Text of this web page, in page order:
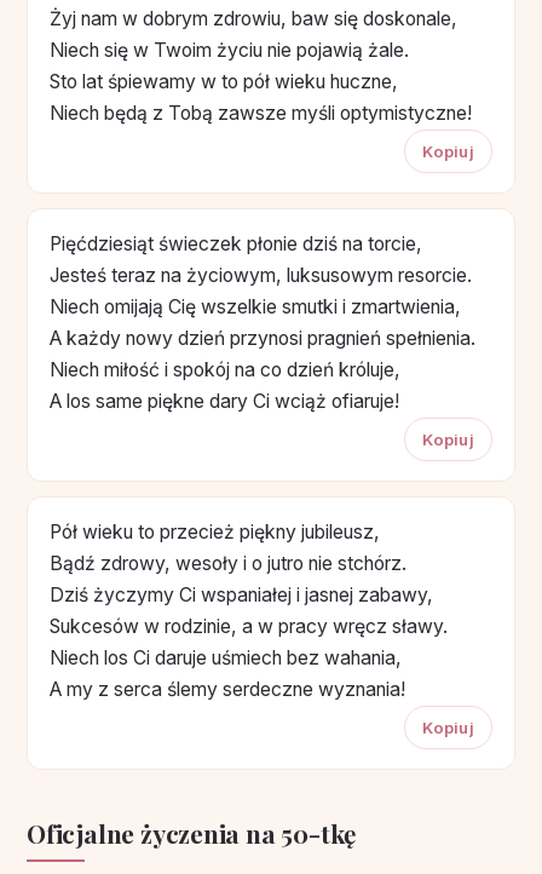
Żyj nam w dobrym zdrowiu, baw się doskonale,
Niech się w Twoim życiu nie pojawią żale.
Sto lat śpiewamy w to pół wieku huczne,
Niech będą z Tobą zawsze myśli optymistyczne!
Kopiuj
Pięćdziesiąt świeczek płonie dziś na torcie,
Jesteś teraz na życiowym, luksusowym resorcie.
Niech omijają Cię wszelkie smutki i zmartwienia,
A każdy nowy dzień przynosi pragnień spełnienia.
Niech miłość i spokój na co dzień króluje,
A los same piękne dary Ci wciąż ofiaruje!
Kopiuj
Pół wieku to przecież piękny jubileusz,
Bądź zdrowy, wesoły i o jutro nie stchórz.
Dziś życzymy Ci wspaniałej i jasnej zabawy,
Sukcesów w rodzinie, a w pracy wręcz sławy.
Niech los Ci daruje uśmiech bez wahania,
A my z serca ślemy serdeczne wyznania!
Kopiuj
Oficjalne życzenia na 50-tkę